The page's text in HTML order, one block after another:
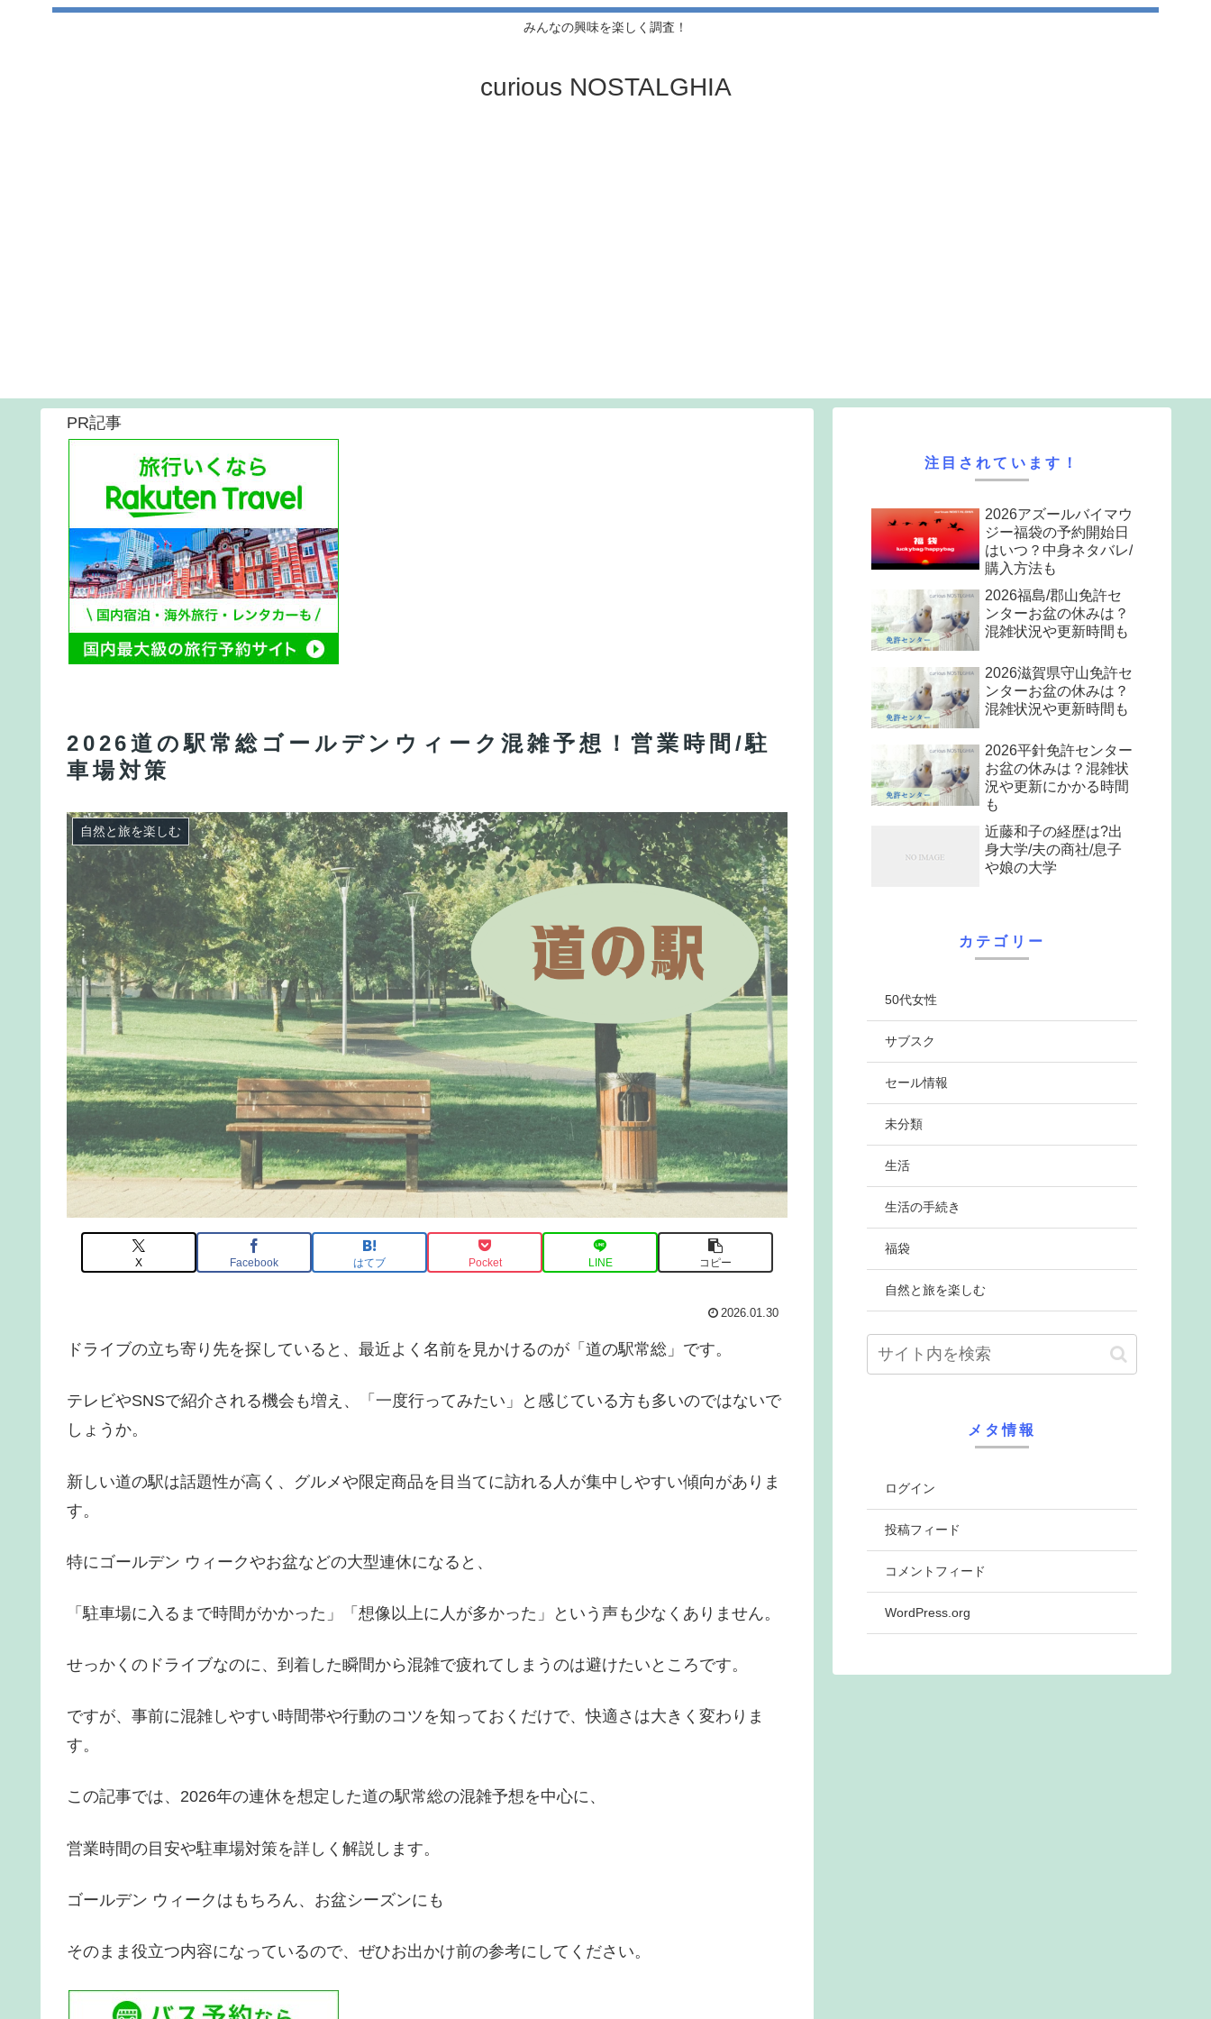
みんなの興味を楽しく調査！
curious NOSTALGHIA
PR記事
2026道の駅常総ゴールデンウィーク混雑予想！営業時間/駐
車場対策
自然と旅を楽しむ
X Facebook はてブ Pocket LINE コピー
2026.01.30
ドライブの立ち寄り先を探していると、最近よく名前を見かけるのが「道の駅常総」です。
テレビやSNSで紹介される機会も増え、「一度行ってみたい」と感じている方も多いのではないで
しょうか。
新しい道の駅は話題性が高く、グルメや限定商品を目当てに訪れる人が集中しやすい傾向がありま
す。
特にゴールデン ウィークやお盆などの大型連休になると、
「駐車場に入るまで時間がかかった」「想像以上に人が多かった」という声も少なくありません。
せっかくのドライブなのに、到着した瞬間から混雑で疲れてしまうのは避けたいところです。
ですが、事前に混雑しやすい時間帯や行動のコツを知っておくだけで、快適さは大きく変わりま
す。
この記事では、2026年の連休を想定した道の駅常総の混雑予想を中心に、
営業時間の目安や駐車場対策を詳しく解説します。
ゴールデン ウィークはもちろん、お盆シーズンにも
そのまま役立つ内容になっているので、ぜひお出かけ前の参考にしてください。
注目されています！
2026アズールバイマウ
ジー福袋の予約開始日
はいつ？中身ネタバレ/
購入方法も
2026福島/郡山免許セ
ンターお盆の休みは？
混雑状況や更新時間も
2026滋賀県守山免許セ
ンターお盆の休みは？
混雑状況や更新時間も
2026平針免許センター
お盆の休みは？混雑状
況や更新にかかる時間
も
近藤和子の経歴は?出
身大学/夫の商社/息子
や娘の大学
カテゴリー
50代女性
サブスク
セール情報
未分類
生活
生活の手続き
福袋
自然と旅を楽しむ
メタ情報
ログイン
投稿フィード
コメントフィード
WordPress.org